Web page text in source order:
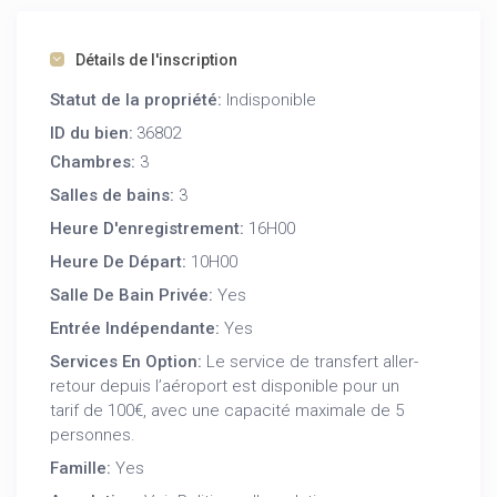
Salon lumineux :Un salon spacieux et ouvert avec
de grandes baies vitrées donnant sur la terrasse,
chic.
Cuisine moderne :
appareils électroménagers haut de gamme, idéale
intérieur ou sur la terrasse.
Chambres confortables :
élégantes, chacune avec un design soigné et des lits
chambre principale dispose d’un accès direct à une
terrasse privée.
Salle de bain :Equipée d’une douche.
Espaces extérieurs privés :
Piscine privée :
Détails de l'inscription
Statut de la propriété: Indisponible
ID du bien: 36802
Chambres: 3
Salles de bains: 3
Heure D'enregistrement: 16H00
Heure De Départ: 10H00
Salle De Bain Privée: Yes
Entrée Indépendante: Yes
Services En Option: Le service de transfert aller-
retour depuis l’aéroport est disponible pour un
tarif de 100€, avec une capacité maximale de 5
personnes.
Famille: Yes